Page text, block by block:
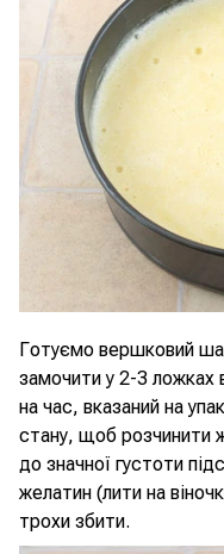
Готуємо вершковий
замочити у 2-3 ложках
на час, вказаний на
стану, щоб розчинити
до значної густоти
желатин (лити на
трохи збити.